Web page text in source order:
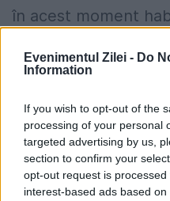
Evenimentul Zilei - Do
Information
If you wish to opt-out of the
processing of your personal
targeted advertising by us,
section to confirm your
opt-out request is
interest-based ads based
în acest moment
legătura pe pagina
Stareanației, e